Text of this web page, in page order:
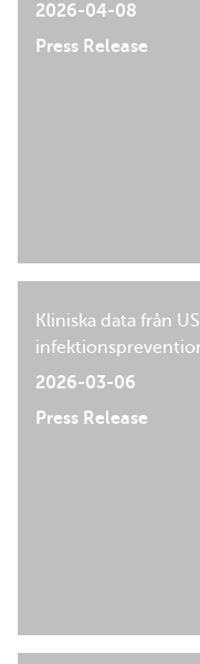
2026-04-08
Press Release
Kliniska data från
2026-03-06
Press Release